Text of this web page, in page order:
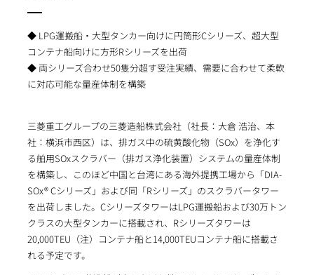
◆ LPG運搬船・大型タンカー向けに円筒形Cシリーズ、超大型
コンテナ船向けに方形Rシリーズを出荷
◆ 両シリーズ合わせ50隻分超す受注実績、需要に合わせて柔軟
に対応可能な量産体制を構築
三菱重工グループの三菱造船株式会社（社長：大倉 浩治、本
社：横浜市西区）は、排ガス中の硫黄酸化物（SOx）を浄化す
る舶用SOxスクラバー（排ガス浄化装置）システムの量産体制
を構築し、このほど中国と台湾にある海外提携工場から「DIA-
SOx® Cシリーズ」および同「Rシリーズ」のスクラバータワー
を出荷しました。CシリーズタワーはLPG運搬船および30万トン
クラスの大型タンカーに搭載され、Rシリーズタワーは
20,000TEU（注）コンテナ船と14,000TEUコンテナ船に搭載さ
れる予定です。